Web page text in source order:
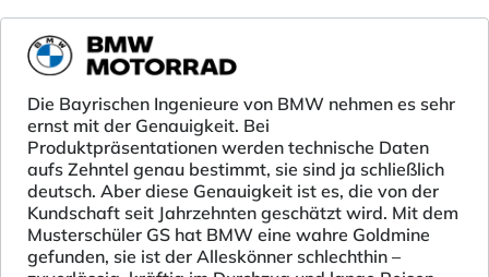
Die Bayrischen Ingenieure von BMW nehmen es sehr
ernst mit der Genauigkeit. Bei
Produktpräsentationen werden technische Daten
aufs Zehntel genau bestimmt, sie sind ja schließlich
deutsch. Aber diese Genauigkeit ist es, die von der
Kundschaft seit Jahrzehnten geschätzt wird. Mit dem
Musterschüler GS hat BMW eine wahre Goldmine
gefunden, sie ist der Alleskönner schlechthin –